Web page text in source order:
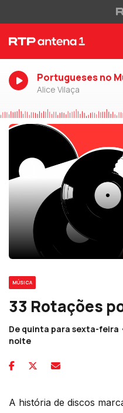
Portugueses no
Alice Vilaça
MÚSICA
33 Rotações
De quinta para sexta-feira
noite
A história de discos